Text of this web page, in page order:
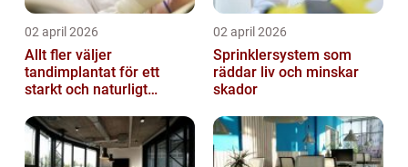
02 april 2026
Allt fler väljer
tandimplantat för ett
starkt och naturligt
02 april 2026
Sprinklersystem som
räddar liv och minskar
skador